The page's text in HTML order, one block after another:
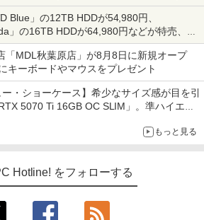
先週のアクセスランキング 26年7月27日～
Blue」の12TB HDDが54,980円、
」の16TB HDDが64,980円などが特売、
は上昇傾向 [8月前半のHDD価格]
「MDL秋葉原店」が8月8日に新規オープ
キーボードやマウスをプレゼント
ー・ショーケース】希少なサイズ感が目を引
5070 Ti 16GB OC SLIM」。準ハイエン
もっと見る
Hotline! をフォローする